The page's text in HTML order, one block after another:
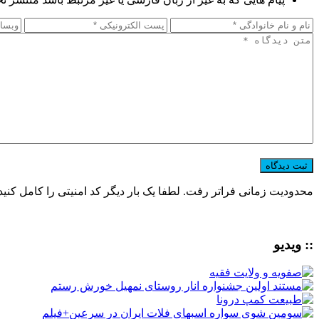
محدودیت زمانی فراتر رفت. لطفا یک بار دیگر کد امنیتی را کامل
:: ویدیو